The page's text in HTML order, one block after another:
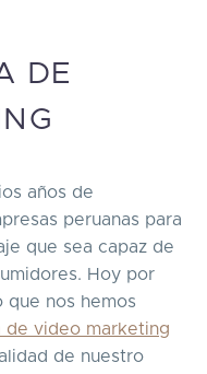
DE
años de
peruanas para
que sea capaz de
Hoy por
que nos hemos
de video marketing
de nuestro